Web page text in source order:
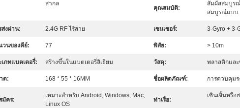
สากล
คุณสมบัติ:
สัมผัสสมบูร
สมบูรณ์แบบ
ส่งผ่าน: 2.4G RF ไร้สาย เซนเซอร์: 3-Gyro + 3-
วนของคีย์: 77 พิสัย: > 10m
เภทแบตเตอรี่: สร้างขึ้นในแบตเตอรี่ลิเธียม วัสดุ: พลาสติกแล
ด: 168 * 55 * 16MM ชื่อผลิตภัณฑ์: การควบคุมร
มัคร:
เหมาะสำหรับ Android, Windows, Mac,
Linux OS
ท่าเรือ:
เซินเจิ้นหรือ